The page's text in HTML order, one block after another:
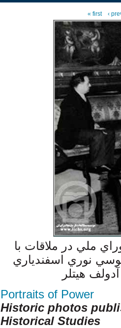
« first ‹
ملي در ملاقات با
(1319-1320) از چپ: موسي نوري اسفندياري
هيتلر
Portraits of Power
Historic photos
Historical Studies